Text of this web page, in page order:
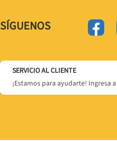
SÍGUENOS
SERVICIO AL CLIENTE
¡Estamos para ayudarte! Ingresa a